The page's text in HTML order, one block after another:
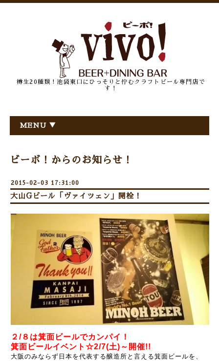
樽生20種類！池袋東口にひっそりと佇むクラフトビール専門店で
す！
MENU ▼
ビーボ！からのお知らせ！
2015-02-03 17:31:00
大山Gビール「ヴァイツェン」開栓！
２/８は箕面ビールでカンパイ！
箕面ビールイベント☆2/7(土)～開催!!
大阪のみならず日本を代表する醸造所と言える箕面ビールを、